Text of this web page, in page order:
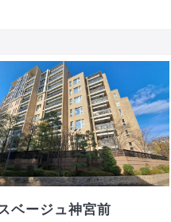
ベージュ神宮前